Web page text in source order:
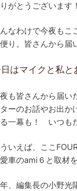
がとうございます
なわけで今夜もこ
り。皆さんから届
はマイクと私と
も皆さんから届い
ーのお話やお出か
一幕も！ いつも
いえば、ここ
車のami６と取材
、編集長の小野光